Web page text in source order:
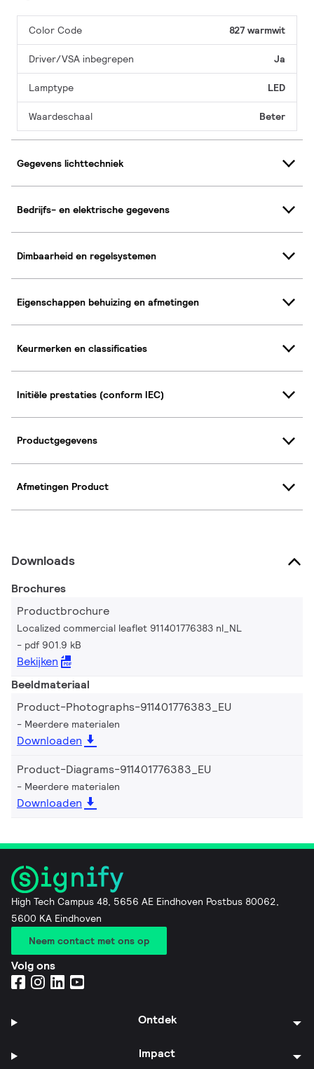
Color Code 827 warmwit
Driver/VSA inbegrepen Ja
Lamptype LED
Waardeschaal Beter
Gegevens lichttechniek
Bedrijfs- en elektrische gegevens
Dimbaarheid en regelsystemen
Eigenschappen behuizing en afmetingen
Keurmerken en classificaties
Initiële prestaties (conform IEC)
Productgegevens
Afmetingen Product
Downloads
Brochures
Productbrochure
Localized commercial leaflet 911401776383 nl_NL
pdf 901.9 kB
Bekijken
Beeldmateriaal
Product-Photographs-911401776383_EU
Meerdere materialen
Downloaden
Product-Diagrams-911401776383_EU
Meerdere materialen
Downloaden
High Tech Campus 48, 5656 AE Eindhoven Postbus 80062,
5600 KA Eindhoven
Neem contact met ons op
Volg ons
Ontdek
Impact